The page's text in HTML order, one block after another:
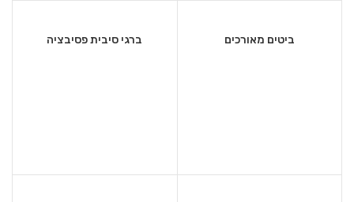
ביטים מאורכים ברגי סיבית פסיבציה